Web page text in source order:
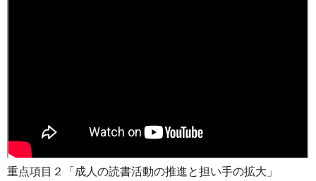
重点項目２「成人の読書活動の推進と担い手の拡大」